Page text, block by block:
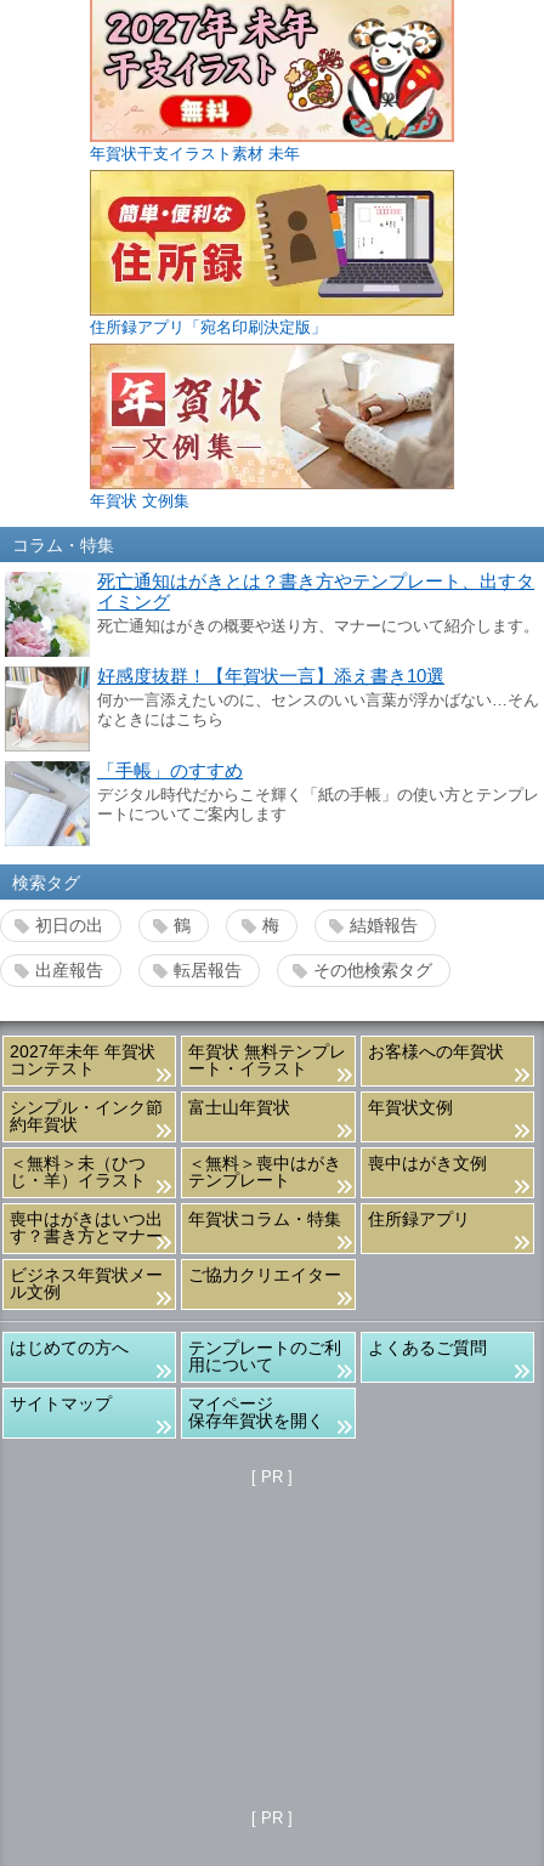
年賀状干支イラスト素材 未年
住所録アプリ「宛名印刷決定版」
年賀状 文例集
コラム・特集
死亡通知はがきとは？書き方やテンプレート、出すタ
イミング
死亡通知はがきの概要や送り方、マナーについて紹介します。
好感度抜群！【年賀状一言】添え書き10選
何か一言添えたいのに、センスのいい言葉が浮かばない…そん
なときにはこちら
「手帳」のすすめ
デジタル時代だからこそ輝く「紙の手帳」の使い方とテンプレ
ートについてご案内します
検索タグ
初日の出 鶴 梅 結婚報告
出産報告 転居報告 その他検索タグ
2027年未年 年賀状
コンテスト
年賀状 無料テンプレ
ート・イラスト
お客様への年賀状
シンプル・インク節
約年賀状
富士山年賀状 年賀状文例
＜無料＞未（ひつ
じ・羊）イラスト
＜無料＞喪中はがき
テンプレート
喪中はがき文例
喪中はがきはいつ出
す？書き方とマナー
年賀状コラム・特集 住所録アプリ
ビジネス年賀状メー
ル文例
ご協力クリエイター
はじめての方へ
テンプレートのご利
用について
よくあるご質問
サイトマップ
マイページ
保存年賀状を開く
[ PR ]
[ PR ]